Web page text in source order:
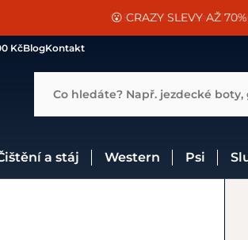
SLEVA 13% na vše od
😮 CRAZY SLEVY AŽ
📐Pasování a doplňky k vybraným
KčBlogKontakt
Co hledáte? Např. jezdecké
Čištění a stáj Western Psi